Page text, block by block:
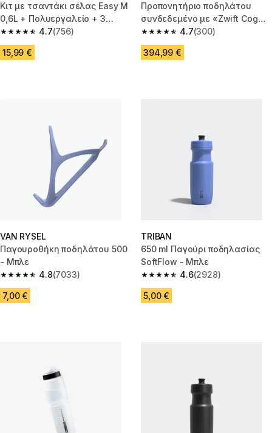
Κιτ με τσαντάκι σέλας Easy M
0,6L + Πολυεργαλείο + 3
εξωλκείς ελαστικών - Μαύρο
4.7
4.7 out of 5 stars from 756 reviews
(756)
15,99 €
Προπονητήριο ποδηλάτου
συνδεδεμένο με «Zwift Cog
and Click», D500
4.7
4.7 out of 5 stars from 300
(300)
394,99 €
VAN RYSEL
Παγουροθήκη ποδηλάτου 500
- Μπλε
4.8
4.8 out of 5 stars from 7033 reviews
(7033)
7,00 €
TRIBAN
650 ml Παγούρι ποδηλασίας
SoftFlow - Μπλε
4.6
4.6 out of 5 stars from 2928
(2928)
5,00 €